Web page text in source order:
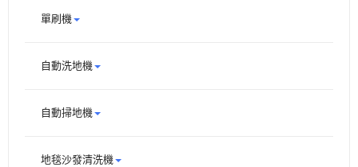
單刷機
自動洗地機
自動掃地機
地毯沙發清洗機